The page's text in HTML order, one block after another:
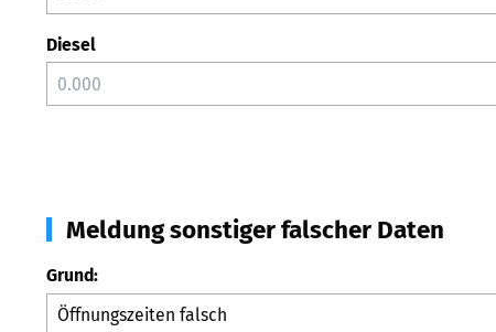
Diesel
Meldung sonstiger falscher Daten
Grund: